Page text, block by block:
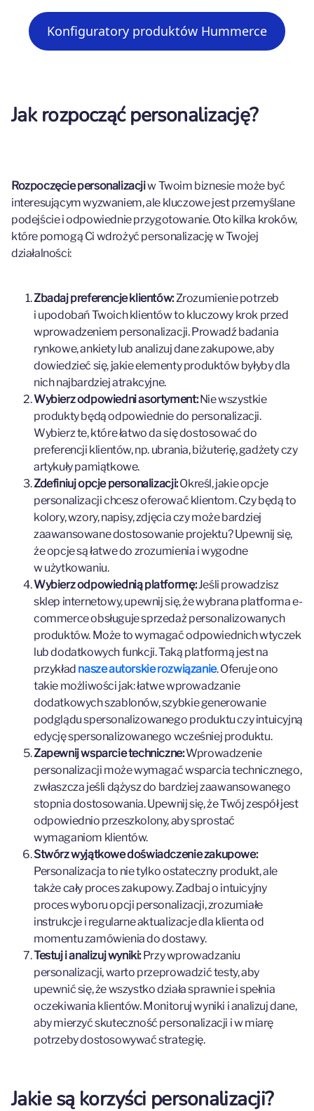
Konfiguratory produktów Hummerce
Jak rozpocząć personalizację?
Rozpoczęcie personalizacjiw Twoim biznesie może być
interesującym wyzwaniem, ale kluczowe jest przemyślane
podejście i odpowiednie przygotowanie. Oto kilka kroków,
które pomogą Ci wdrożyć personalizację w Twojej
działalności:
Zbadaj preferencje klientów:Zrozumienie potrzeb
i upodobań Twoich klientów to kluczowy krok przed
wprowadzeniem personalizacji. Prowadź badania
rynkowe, ankiety lub analizuj dane zakupowe, aby
dowiedzieć się, jakie elementy produktów byłyby dla
nich najbardziej atrakcyjne.
Wybierz odpowiedni asortyment:Nie wszystkie
produkty będą odpowiednie do personalizacji.
Wybierz te, które łatwo da się dostosować do
preferencji klientów, np. ubrania, biżuterię, gadżety czy
artykuły pamiątkowe.
Zdefiniuj opcje personalizacji:Określ, jakie opcje
personalizacji chcesz oferować klientom. Czy będą to
kolory, wzory, napisy, zdjęcia czy może bardziej
zaawansowane dostosowanie projektu? Upewnij się,
że opcje są łatwe do zrozumienia i wygodne
w użytkowaniu.
Wybierz odpowiednią platformę:Jeśli prowadzisz
sklep internetowy, upewnij się, że wybrana platforma e-
commerce obsługuje sprzedaż personalizowanych
produktów. Może to wymagać odpowiednich wtyczek
lub dodatkowych funkcji. Taką platformą jest na
przykład nasze autorskie rozwiązanie. Oferuje ono
takie możliwości jak: łatwe wprowadzanie
dodatkowych szablonów, szybkie generowanie
podglądu spersonalizowanego produktu czy intuicyjną
edycję spersonalizowanego wcześniej produktu.
Zapewnij wsparcie techniczne:Wprowadzenie
personalizacji może wymagać wsparcia technicznego,
zwłaszcza jeśli dążysz do bardziej zaawansowanego
stopnia dostosowania. Upewnij się, że Twój zespół jest
odpowiednio przeszkolony, aby sprostać
wymaganiom klientów.
Stwórz wyjątkowe doświadczenie zakupowe:
Personalizacja to nie tylko ostateczny produkt, ale
także cały proces zakupowy. Zadbaj o intuicyjny
proces wyboru opcji personalizacji, zrozumiałe
instrukcje i regularne aktualizacje dla klienta od
momentu zamówienia do dostawy.
Testuj i analizuj wyniki:Przy wprowadzaniu
personalizacji, warto przeprowadzić testy, aby
upewnić się, że wszystko działa sprawnie i spełnia
oczekiwania klientów. Monitoruj wyniki i analizuj dane,
aby mierzyć skuteczność personalizacji i w miarę
potrzeby dostosowywać strategię.
Jakie są korzyści personalizacji?